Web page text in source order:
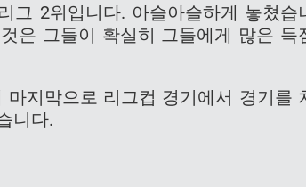
그 2위입니다. 아슬아슬하게 놓쳤습
은 그들이 확실히 그들에게 많은 득
지막으로 리그컵 경기에서 경기를
니다.